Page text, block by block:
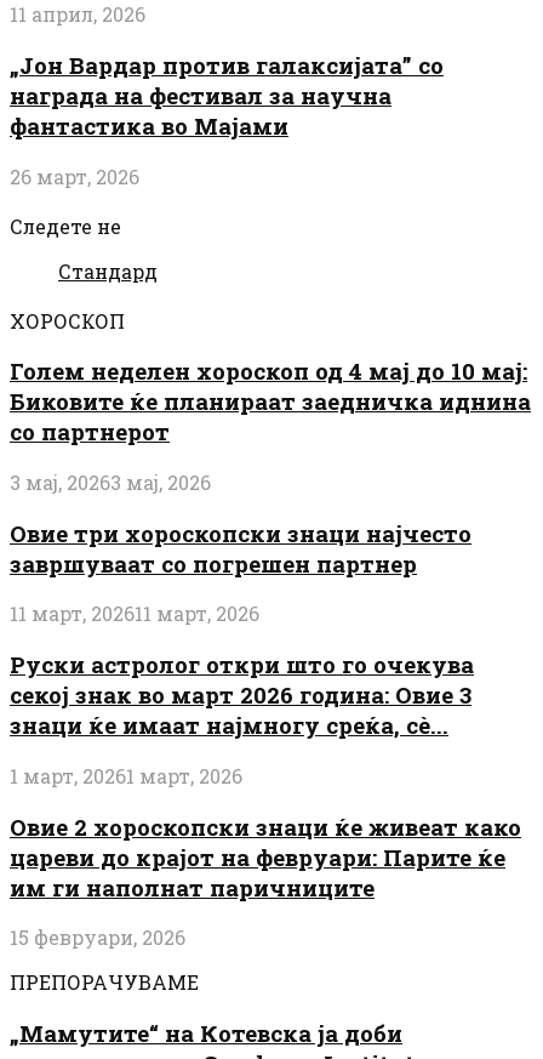
11 април, 2026
„Јон Вардар против галаксијата” со
награда на фестивал за научна
фантастика во Мајами
26 март, 2026
Следете не
Стандард
ХОРОСКОП
Голем неделен хороскоп од 4 мај до 10 мај:
Биковите ќе планираат заедничка иднина
со партнерот
3 мај, 20263 мај, 2026
Овие три хороскопски знаци најчесто
завршуваат со погрешен партнер
11 март, 202611 март, 2026
Руски астролог откри што го очекува
секој знак во март 2026 година: Овие 3
знаци ќе имаат најмногу среќа, сè...
1 март, 20261 март, 2026
Овие 2 хороскопски знаци ќе живеат како
цареви до крајот на февруари: Парите ќе
им ги наполнат паричниците
15 февруари, 2026
ПРЕПОРАЧУВАМЕ
„Мамутите“ на Котевска ја доби